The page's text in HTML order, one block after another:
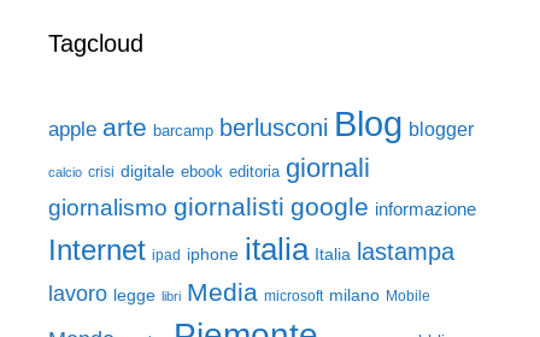
Tagcloud
apple arte barcamp berlusconi Blog blogger
calcio crisi digitale ebook editoria giornali
giornalismo giornalisti google informazione
Internet ipad iphone italia Italia lastampa
lavoro legge libri Media microsoft milano Mobile